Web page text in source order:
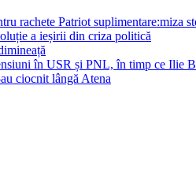
rachete Patriot suplimentare:miza
a ieșirii din criza politică
în USR și PNL, în timp ce Ilie
ciocnit lângă Atena